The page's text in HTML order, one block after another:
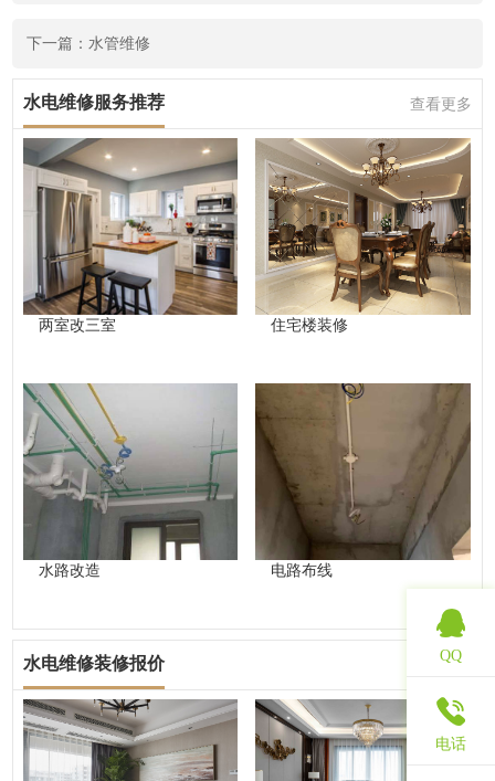
下一篇：水管维修
水电维修服务推荐 查看更多
两室改三室 住宅楼装修
水路改造 电路布线
水电维修装修报价 查看更多
QQ
电话